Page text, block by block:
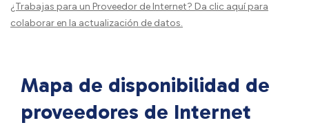
¿Trabajas para un Proveedor de Internet? Da clic aquípara
colaborar en la actualización de datos.
Mapa de disponibilidad de
proveedores de Internet